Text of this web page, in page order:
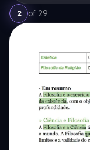
2 of 29